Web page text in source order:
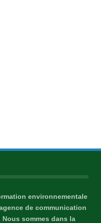
environnementale
de communication
Nous sommes dans la